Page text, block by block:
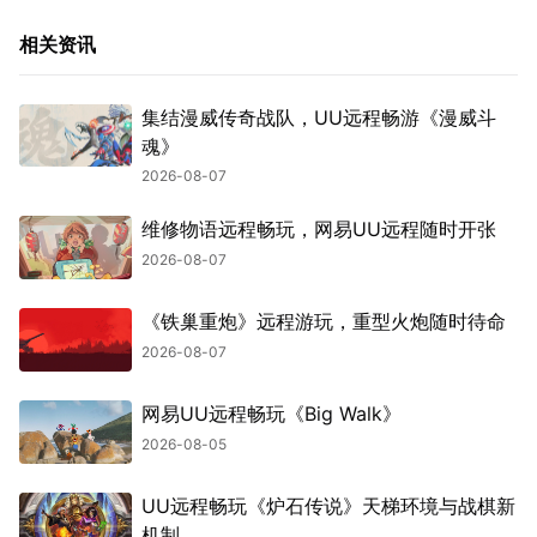
相关资讯
集结漫威传奇战队，UU远程畅游《漫威斗
魂》
2026-08-07
维修物语远程畅玩，网易UU远程随时开张
2026-08-07
《铁巢重炮》远程游玩，重型火炮随时待命
2026-08-07
网易UU远程畅玩《Big Walk》
2026-08-05
UU远程畅玩《炉石传说》天梯环境与战棋新